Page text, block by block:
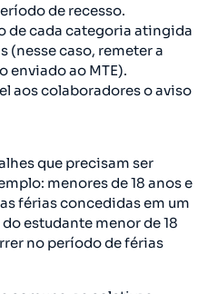
de recesso.
de cada categoria atingida
(nesse caso, remeter a
enviado ao MTE).
aos colaboradores o aviso
que precisam ser
menores de 18 anos e
férias concedidas em um
estudante menor de 18
no período de férias